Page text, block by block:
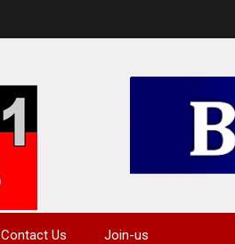
Contact Us Join-us